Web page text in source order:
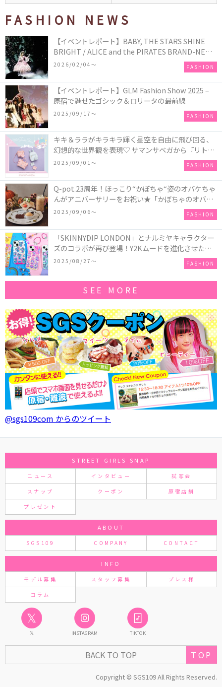
FASHION NEWS
【イベントレポート】BABY, THE STARS SHINE
BRIGHT / ALICE and the PIRATES BRAND-NEW
COLLECTION in TOKYO
2026/02/04〜 FASHION
【イベントレポート】GLM Fashion Show 2025 –
原宿で魅せたゴシック＆ロリータの最前線
2025/09/17〜 FASHION
キキ＆ララがキラキラ輝く星空を自由に飛び回る、
幻想的な世界観を表現♡ サマンサベガから『リトル
ツインスターズ』50周年アニバーサリーイヤー』を
2025/09/01〜 FASHION
Q-pot.23周年！ほっこり“かぼちゃ“姿のオバケちゃ
んがアニバーサリーをお祝い★「かぼちゃのオバケ
ーキアクセサリー」が新発売！Q-pot CAFE.では
「かぼちゃのオバケーキプレート」も登場
2025/09/06〜 FASHION
「SKINNYDIP LONDON」とナルミヤキャラクター
ズのコラボが再び登場！Y2Kムードを進化させた新
作コレクションを発売♪
2025/08/27〜 FASHION
SEE MORE
@sgs109com からのツイート
STREET GIRLS SNAP
ニュース インタビュー 試写会
スナップ クーポン 原宿店舗
プレゼント
ABOUT
SGS109 COMPANY CONTACT
INFO
モデル募集 スタッフ募集 プレス様
コラム
𝕏
𝕏 INSTAGRAM TIKTOK
BACK TO TOP
Copyright © SGS109 All Rights Reserved.
TOP